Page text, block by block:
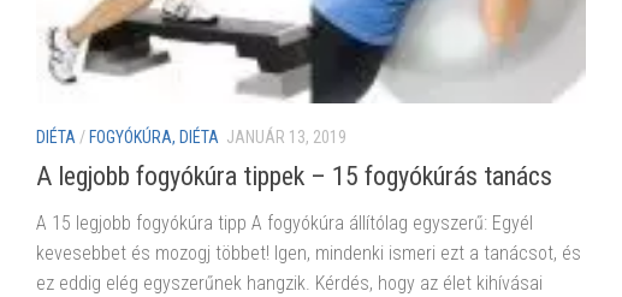
DIÉTA/ FOGYÓKÚRA, DIÉTA JANUÁR 13, 2019
A legjobb fogyókúra tippek – 15 fogyókúrás tanács
A 15 legjobb fogyókúra tipp A fogyókúra állítólag egyszerű: Egyél
kevesebbet és mozogj többet! Igen, mindenki ismeri ezt a tanácsot, és
ez eddig elég egyszerűnek hangzik. Kérdés, hogy az élet kihívásai